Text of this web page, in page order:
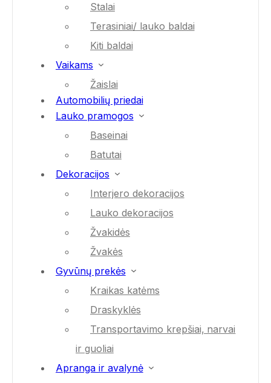
Stalai
Terasiniai/ lauko baldai
Kiti baldai
Vaikams
Žaislai
Automobilių priedai
Lauko pramogos
Baseinai
Batutai
Dekoracijos
Interjero dekoracijos
Lauko dekoracijos
Žvakidės
Žvakės
Gyvūnų prekės
Kraikas katėms
Draskyklės
Transportavimo krepšiai, narvai
ir guoliai
Apranga ir avalynė